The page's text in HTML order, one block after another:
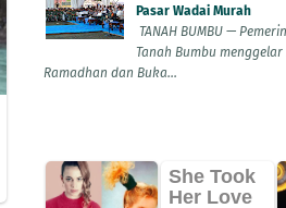
Pasar Wadai Murah
TANAH BUMBU —
Tanah Bumbu
Ramadhan dan Buka...